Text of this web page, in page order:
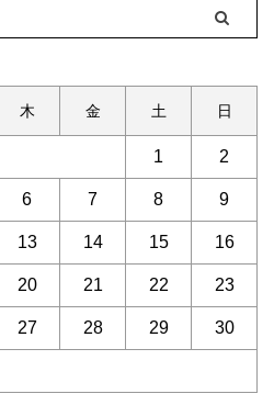
木 金 土 日
1 2
6 7 8 9
13 14 15 16
20 21 22 23
27 28 29 30